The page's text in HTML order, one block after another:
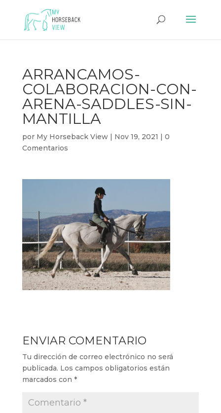
ARRANCAMOS-
COLABORACION-CON-
ARENA-SADDLES-SIN-
MANTILLA
por My Horseback View| Nov 19, 2021 | 0
Comentarios
ENVIAR COMENTARIO
Tu dirección de correo electrónico no será
publicada. Los campos obligatorios están
marcados con *